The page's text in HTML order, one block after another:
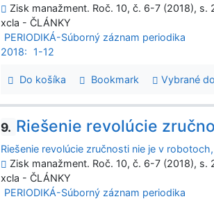
Zisk manažment. Roč. 10, č. 6-7 (2018),
xcla - ČLÁNKY
PERIODIKÁ-Súborný záznam periodika
2018:
1-12
Do košíka Bookmark Vybrané
9. Riešenie revolúcie
Riešenie revolúcie zručnosti nie je v
Zisk manažment. Roč. 10, č. 6-7 (2018),
xcla - ČLÁNKY
PERIODIKÁ-Súborný záznam periodika